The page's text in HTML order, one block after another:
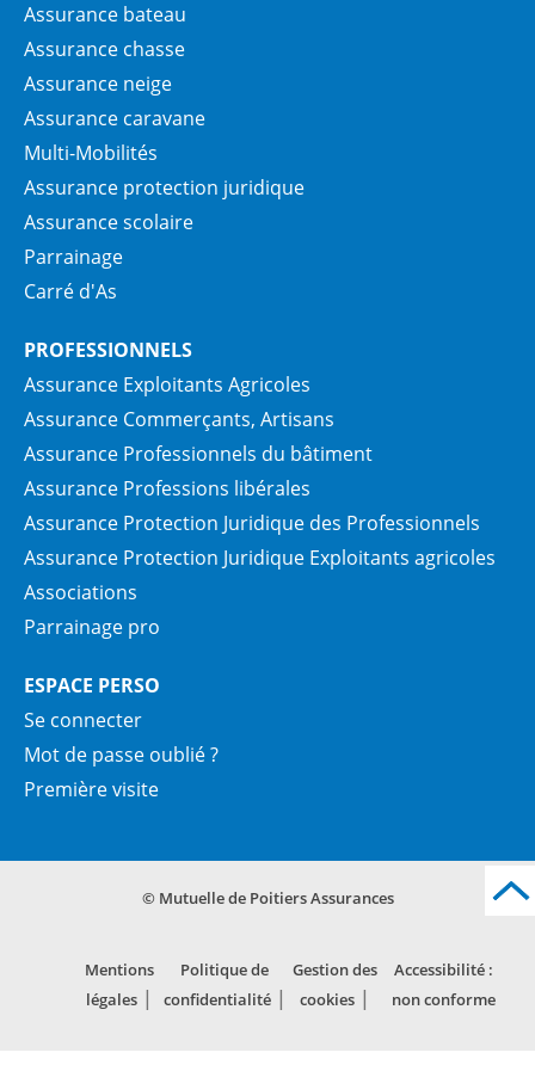
Assurance bateau
Assurance chasse
Assurance neige
Assurance caravane
Multi-Mobilités
Assurance protection juridique
Assurance scolaire
Parrainage
Carré d'As
PROFESSIONNELS
Assurance Exploitants Agricoles
Assurance Commerçants, Artisans
Assurance Professionnels du bâtiment
Assurance Professions libérales
Assurance Protection Juridique des Professionnels
Assurance Protection Juridique Exploitants agricoles
Associations
Parrainage pro
ESPACE PERSO
Se connecter
Mot de passe oublié ?
Première visite
© Mutuelle de Poitiers Assurances
Mentions
légales
Politique de
confidentialité
Gestion des
cookies
Accessibilité :
non conforme